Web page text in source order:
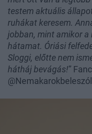
testem aktuális
ruhákat keresem.
jobban, mint amikor
hátamat. Óriási
Sloggi, előtte nem
hátháj bevágás!”